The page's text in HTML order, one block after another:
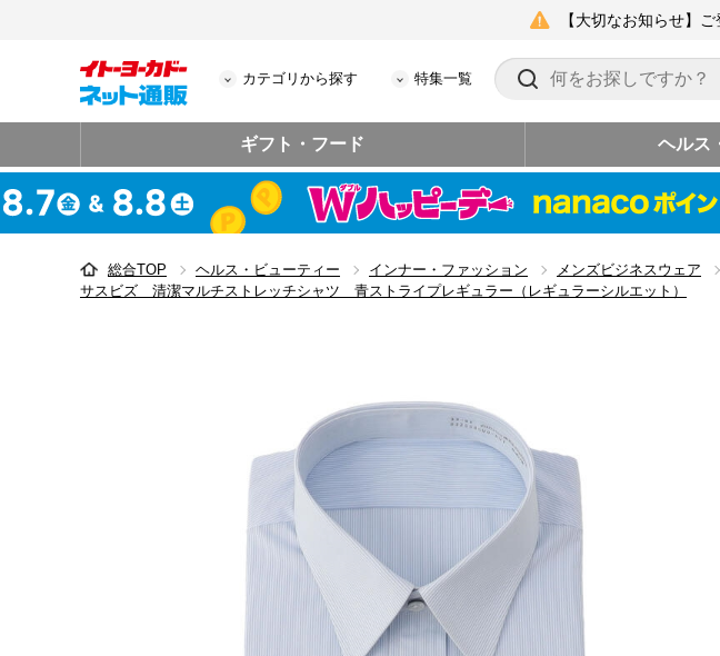
【大切なお知らせ】
カテゴリから探す 特集一覧
ギフト・フード ヘルス
総合TOP ヘルス・ビューティー インナー・ファッション メンズビジネスウェア
サスビズ 清潔マルチストレッチシャツ 青ストライプレギュラー（レギュラーシルエット）